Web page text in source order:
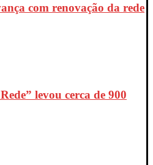
com renovação da rede
levou cerca de 900